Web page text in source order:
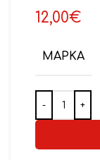
12,00€
ΜΆΡΚΑ